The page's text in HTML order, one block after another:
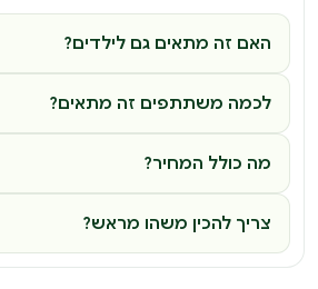
האם זה מתאים גם לילדים?
לכמה משתתפים זה מתאים?
מה כולל המחיר?
צריך להכין משהו מראש?